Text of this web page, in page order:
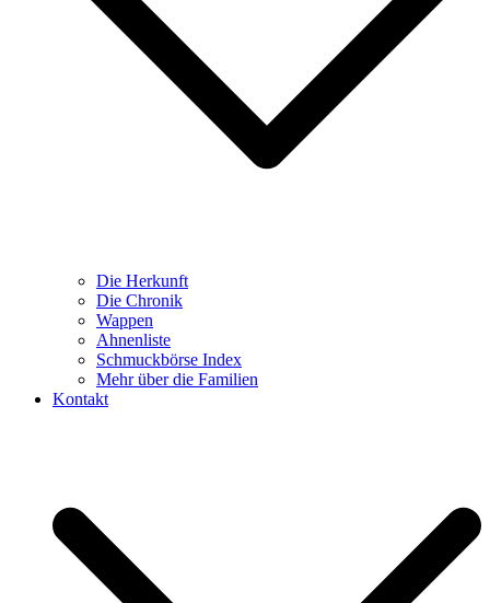
Die Herkunft
Die Chronik
Wappen
Ahnenliste
Schmuckbörse Index
Mehr über die Familien
Kontakt